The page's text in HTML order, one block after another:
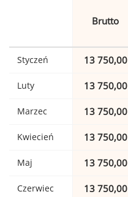
Brutto
Styczeń 13 750,00
Luty 13 750,00
Marzec 13 750,00
Kwiecień 13 750,00
Maj 13 750,00
Czerwiec 13 750,00